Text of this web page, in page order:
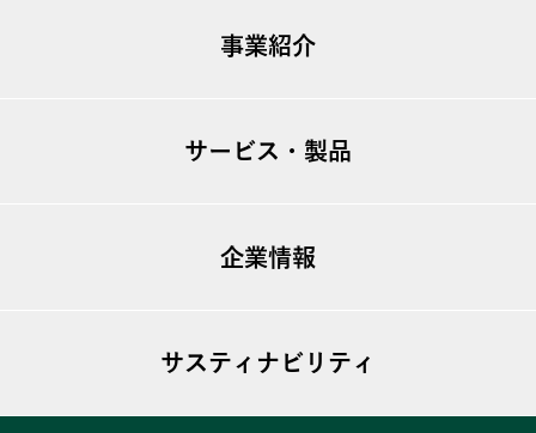
事業紹介
不動産事業
海外事業
サービス・製品
T-GARDEN
T-MIST
企業情報
トップメッセージ
会社概要
サスティナビリティ